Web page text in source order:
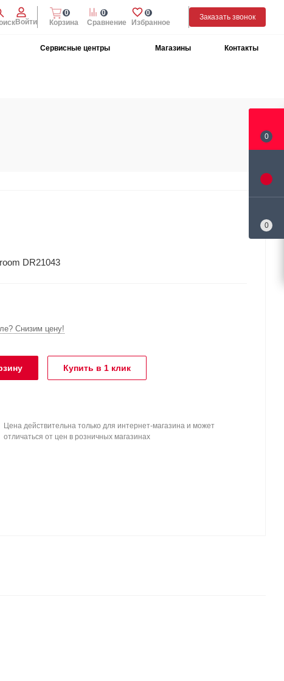
Войти Избранное
0
Сравнение
0
Корзина
0
Заказать звонок
Сервисные центры Магазины Контакты
DR21043
Снизим цену!
Купить в 1 клик
Цена действительна только для интернет-магазина и может
отличаться от цен в розничных магазинах
0
0